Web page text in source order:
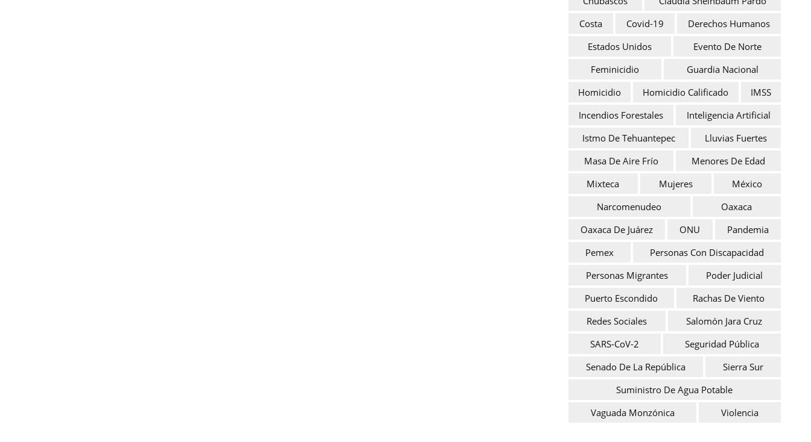
Costa
Covid-19
Derechos Humanos
Estados Unidos
Evento De Norte
Feminicidio
Guardia Nacional
Homicidio
Homicidio Calificado
IMSS
Incendios Forestales
Inteligencia Artificial
Istmo De Tehuantepec
Lluvias Fuertes
Masa De Aire Frío
Menores De Edad
Mixteca
Mujeres
México
Narcomenudeo
Oaxaca
Oaxaca De Juárez
ONU
Pandemia
Pemex
Personas Con Discapacidad
Personas Migrantes
Poder Judicial
Puerto Escondido
Rachas De Viento
Redes Sociales
Salomón Jara Cruz
SARS-CoV-2
Seguridad Pública
Senado De La República
Sierra Sur
Suministro De Agua Potable
Vaguada Monzónica
Violencia